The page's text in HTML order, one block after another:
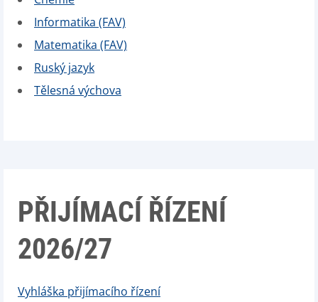
Informatika (FAV)
Matematika (FAV)
Ruský jazyk
Tělesná výchova
PŘIJÍMACÍ ŘÍZENÍ
2026/27
Vyhláška přijímacího řízení